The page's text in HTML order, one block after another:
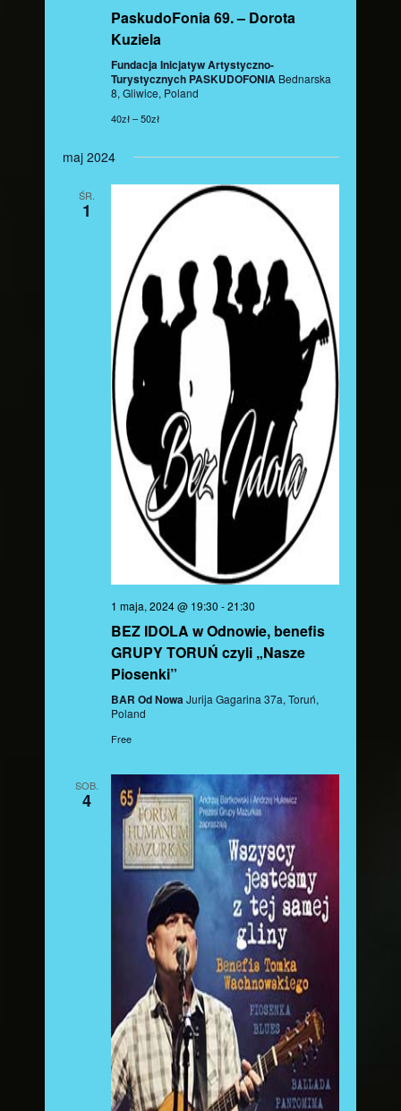
PaskudoFonia 69. – Dorota
Kuziela
Fundacja Inicjatyw Artystyczno-
Turystycznych PASKUDOFONIA Bednarska
8, Gliwice, Poland
40zł – 50zł
maj 2024
ŚR.
1
1 maja, 2024 @ 19:30 -21:30
BEZ IDOLA w Odnowie, benefis
GRUPY TORUŃ czyli „Nasze
Piosenki”
BAR Od NowaJurija Gagarina 37a, Toruń,
Poland
Free
SOB.
4